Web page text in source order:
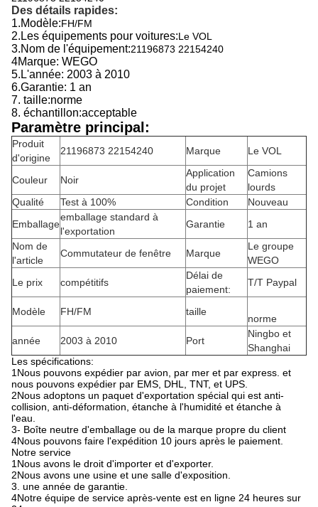
Des détails rapides:
1.Modèle:FH/FM
2. Les équipements pour voitures:Le VOL
3.Nom de l'équipement:21196873 22154240
4Marque: WEGO
5. L'année: 2003 à 2010
6.Garantie: 1 an
7. taille:norme
8. échantillon:acceptable
Paramètre principal:
Produit
d'origine
21196873 22154240 Marque Le VOL
Couleur Noir
Application
du projet
Camions
lourds
Qualité
Test à 100% Condition
Nouveau
Emballage
emballage standard à
l'exportation
Garantie
1 an
Nom de
l'article
Commutateur de fenêtre Marque
Le groupe
WEGO
Le prix
compétitifs
Délai de
paiement:
T/T Paypal
Modèle FH/FM taille
norme
année
2003 à 2010 Port
Ningbo et
Shanghai
Les spécifications:
1Nous pouvons expédier par avion, par mer et par express. et
nous pouvons expédier par EMS, DHL, TNT, et UPS.
2Nous adoptons un paquet d'exportation spécial qui est anti-
collision, anti-déformation, étanche à l'humidité et étanche à
l'eau.
3- Boîte neutre d'emballage ou de la marque propre du client
4Nous pouvons faire l'expédition 10 jours après le paiement.
Notre service
1Nous avons le droit d'importer et d'exporter.
2Nous avons une usine et une salle d'exposition.
3. une année de garantie.
4Notre équipe de service après-vente est en ligne 24 heures sur